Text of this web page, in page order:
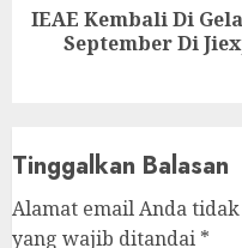
Next
post:
IEAE Kembali Di
September Di
Tinggalkan Balasan
Alamat email Anda
yang wajib ditandai *